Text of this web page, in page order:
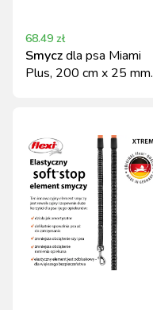
68.49 zł
Smyczdla psa Miami
Plus, 200 cm x 25 mm,